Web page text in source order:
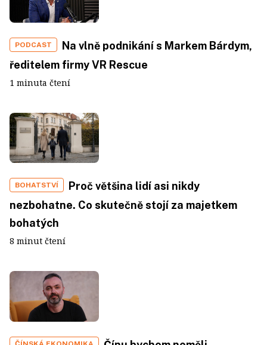
PODCAST
Na vlně podnikání s Markem Bárdym,
ředitelem firmy VR Rescue
1 minuta čtení
BOHATSTVÍ
Proč většina lidí asi nikdy
nezbohatne. Co skutečně stojí za majetkem
bohatých
8 minut čtení